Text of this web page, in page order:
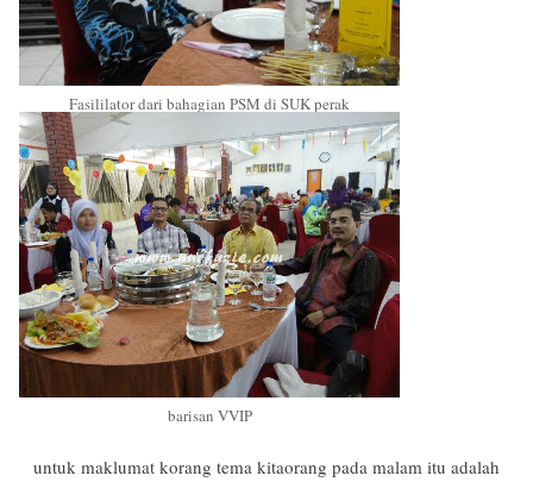
Fasililator dari bahagian PSM di SUK perak
barisan VVIP
untuk maklumat korang tema kitaorang pada malam itu adalah